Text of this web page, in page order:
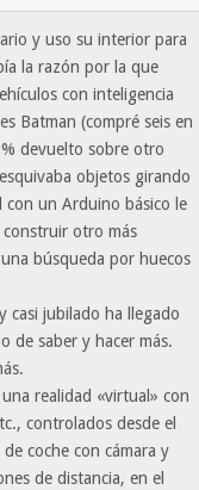
y uso su interior para
la razón por la que
con inteligencia
Batman (compré seis en
devuelto sobre otro
objetos girando
un Arduino básico le
construir otro más
búsqueda por huecos
casi jubilado ha llegado
de saber y hacer más.
realidad «virtual» con
controlados desde el
coche con cámara y
de distancia, en el